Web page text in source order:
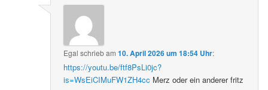
Egal schriebam10. April 2026 um 18:54 Uhr:
https://youtu.be/ftf8PsLi0jc?
is=WsEiCIMuFW1ZH4cc Merz oder ein anderer fritz